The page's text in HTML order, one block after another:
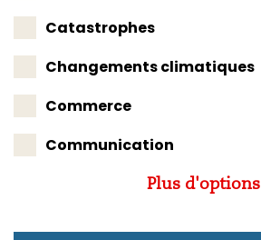
Catastrophes
Changements climatiques
Commerce
Communication
Plus d'options